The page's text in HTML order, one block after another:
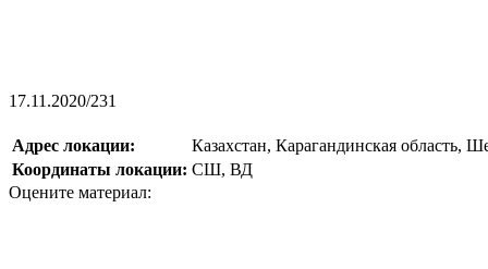
17.11.2020/231
Адрес локации:
Казахстан, Карагандинская область,
Координаты локации: СШ, ВД
Оцените материал: